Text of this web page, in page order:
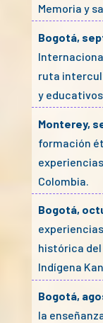
Memoria y
Bogotá,
ruta
y educativos.
Monterey,
formación
Colombia.
Bogotá,
histórica del
Indígena
Bogotá,
la